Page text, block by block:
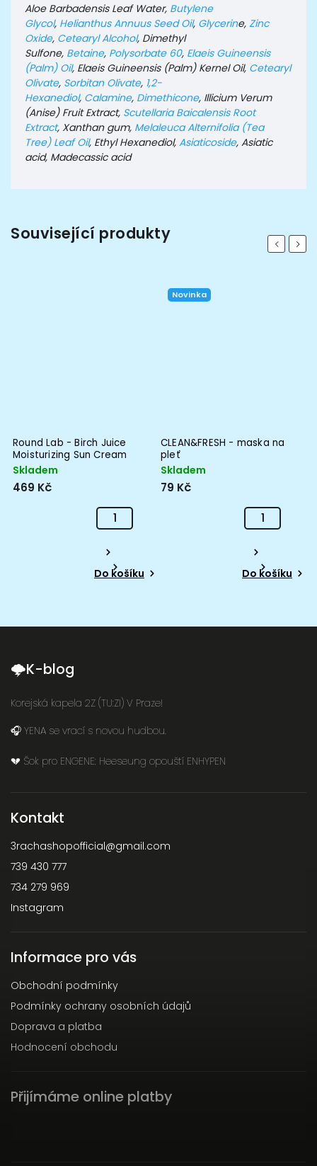
Aloe Barbadensis Leaf Water, Butylene
Glycol, Helianthus Annuus Seed Oil, Glycerine, Zinc
Oxide, Cetearyl Alcohol, Dimethyl
Sulfone, Betaine, Polysorbate 60, Elaeis Guineensis
(Palm) Oil, Elaeis Guineensis (Palm) Kernel Oil, Cetearyl
Olivate, Sorbitan Olivate, 1,2-
Hexanediol, Calamine, Dimethicone, Illicium Verum
(Anise) Fruit Extract, Scutellaria Baicalensis Root
Extract, Xanthan gum, Melaleuca Alternifolia (Tea
Tree) Leaf Oil, Ethyl Hexanediol, Asiaticoside, Asiatic
acid, Madecassic acid
Související produkty Previous
Round Lab - Birch Juice
Moisturizing Sun Cream
SPF50+ PA++++ -
Moisturizing SPF Cream - 50
ml
Skladem
469 Kč
Do košíku
Novinka
CLEAN&FRESH - maska na
pleť
Skladem
79 Kč
Do košíku
Next
🌩K-blog
Korejská kapela 2Z (TU:ZI) V Praze!
🎧 YENA se vrací s novou hudbou.
💔 Šok pro ENGENE: Heeseung opouští ENHYPEN
Kontakt
3rachashopofficial@gmail.com
739 430 777
734 279 969
Instagram
Informace pro vás
Obchodní podmínky
Podmínky ochrany osobních údajů
Doprava a platba
Hodnocení obchodu
Přijímáme online platby